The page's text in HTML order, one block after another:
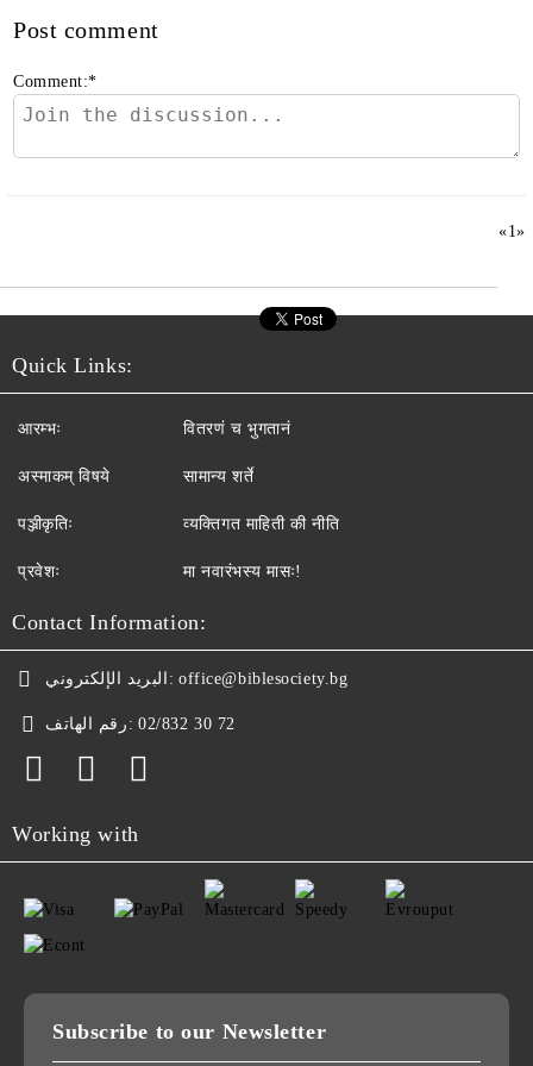
Post comment
Comment:*
«1»
Quick Links:
आरम्भः
अस्माकम् विषये
पञ्जीकृतिः
प्रवेशः
वितरणं च भुगतानं
सामान्य शर्ते
व्यक्तिगत माहिती की नीति
मा नवारंभस्य मासः!
Contact Information:
البريد الإلكتروني: office@biblesociety.bg
رقم الهاتف: 02/832 30 72
Working with
Subscribe to our Newsletter